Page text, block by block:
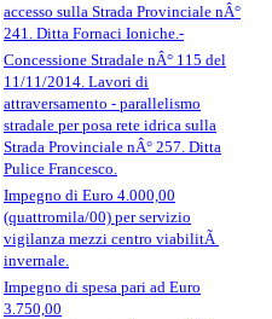
accesso sulla Strada Provinciale nÂ°
241. Ditta Fornaci Ioniche.-
Concessione Stradale nÂ° 115 del
11/11/2014. Lavori di
attraversamento - parallelismo
stradale per posa rete idrica sulla
Strada Provinciale nÂ° 257. Ditta
Pulice Francesco.
Impegno di Euro 4.000,00
(quattromila/00) per servizio
vigilanza mezzi centro viabilitÃ
invernale.
Impegno di spesa pari ad Euro
3.750,00